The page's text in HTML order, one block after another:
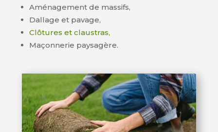
Aménagement de massifs,
Dallage et pavage,
Clôtures et claustras,
Maçonnerie paysagère.